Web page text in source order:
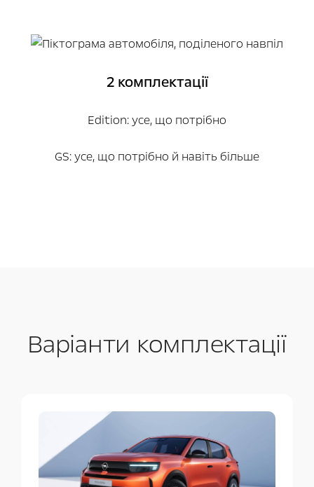
2 комплектації
Edition: усе, що потрібно
GS: усе, що потрібно й навіть більше
Варіанти комплектації